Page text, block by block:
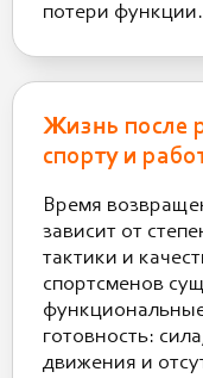
потери функции.
Жизнь после
спорту и
Время
зависит от
тактики и
спортсменов
готовность:
движения и